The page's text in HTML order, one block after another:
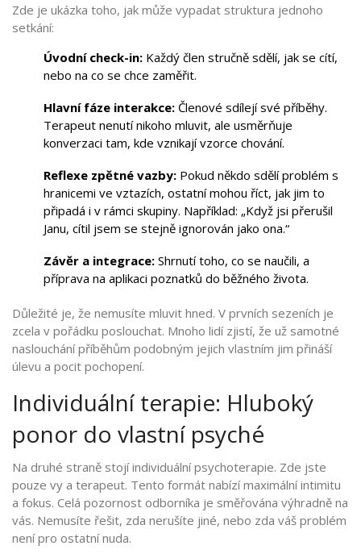
Zde je ukázka toho, jak může vypadat struktura jednoho
setkání:
Úvodní check-in: Každý člen stručně sdělí, jak se cítí,
nebo na co se chce zaměřit.
Hlavní fáze interakce: Členové sdílejí své příběhy.
Terapeut nenutí nikoho mluvit, ale usměrňuje
konverzaci tam, kde vznikají vzorce chování.
Reflexe zpětné vazby: Pokud někdo sdělí problém s
hranicemi ve vztazích, ostatní mohou říct, jak jim to
připadá i v rámci skupiny. Například: „Když jsi přerušil
Janu, cítil jsem se stejně ignorován jako ona.“
Závěr a integrace: Shrnutí toho, co se naučili, a
příprava na aplikaci poznatků do běžného života.
Důležité je, že nemusíte mluvit hned. V prvních sezeních je
zcela v pořádku poslouchat. Mnoho lidí zjistí, že už samotné
naslouchání příběhům podobným jejich vlastním jim přináší
úlevu a pocit pochopení.
Individuální terapie: Hluboký
ponor do vlastní psyché
Na druhé straně stojí individuální psychoterapie. Zde jste
pouze vy a terapeut. Tento formát nabízí maximální intimitu
a fokus. Celá pozornost odborníka je směřována výhradně na
vás. Nemusíte řešit, zda nerušíte jiné, nebo zda váš problém
není pro ostatní nuda.